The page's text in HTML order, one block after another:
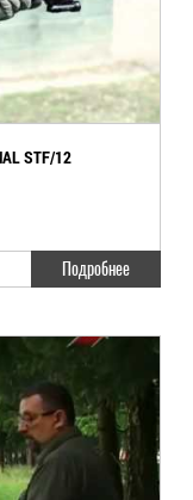
STF/12
Подробнее